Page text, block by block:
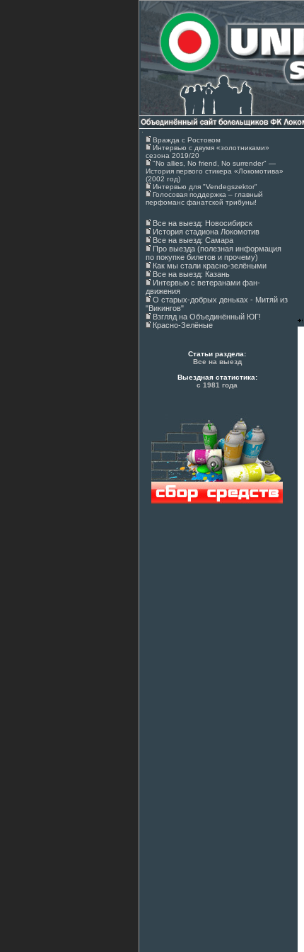
Вражда с Ростовом
Интервью с двумя «золотниками»
сезона 2019/20
"No allies, No friend, No surrender" —
История первого стикера «Локомотива»
(2002 год)
Интервью для "Vendegszektor"
Голосовая поддержка – главный
перфоманс фанатской трибуны!
Все на выезд: Новосибирск
История стадиона Локомотив
Все на выезд: Самара
Про выезда (полезная информация
по покупке билетов и прочему)
Как мы стали красно-зелёными
Все на выезд: Казань
Интервью с ветеранами фан-
движения
О старых-добрых деньках - Митяй из
"Викингов"
Взгляд на Объединённый ЮГ!
Красно-Зелёные
Статьи раздела:
Все на выезд
Выездная статистика:
с 1981 года